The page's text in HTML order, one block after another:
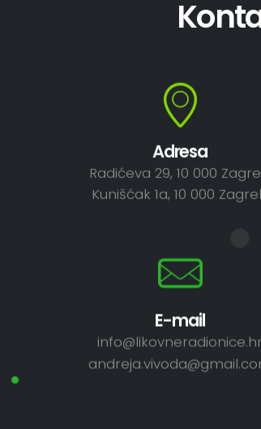
Adresa
Radićeva 29, 10 000
Kunišćak 1a, 10 000
E-mail
info@likovneradionice.hr